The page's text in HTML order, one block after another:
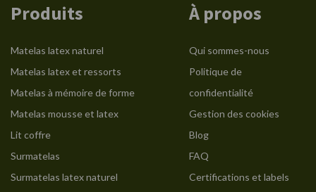
Produits
Matelas latex naturel
Matelas latex et ressorts
Matelas à mémoire de forme
Matelas mousse et latex
Lit coffre
Surmatelas
Surmatelas latex naturel
À propos
Qui sommes-nous
Politique de
confidentialité
Gestion des cookies
Blog
FAQ
Certifications et labels